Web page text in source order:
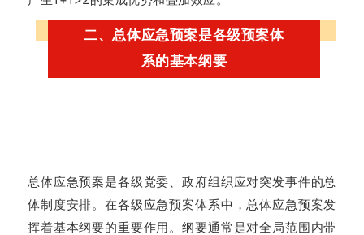
二、总体应急预案是各级预案体
系的基本纲要
总体应急预案是各级党委、政府组织应对突发事件的总
体制度安排。在各级应急预案体系中，总体应急预案发
挥着基本纲要的重要作用。纲要通常是对全局范围内带